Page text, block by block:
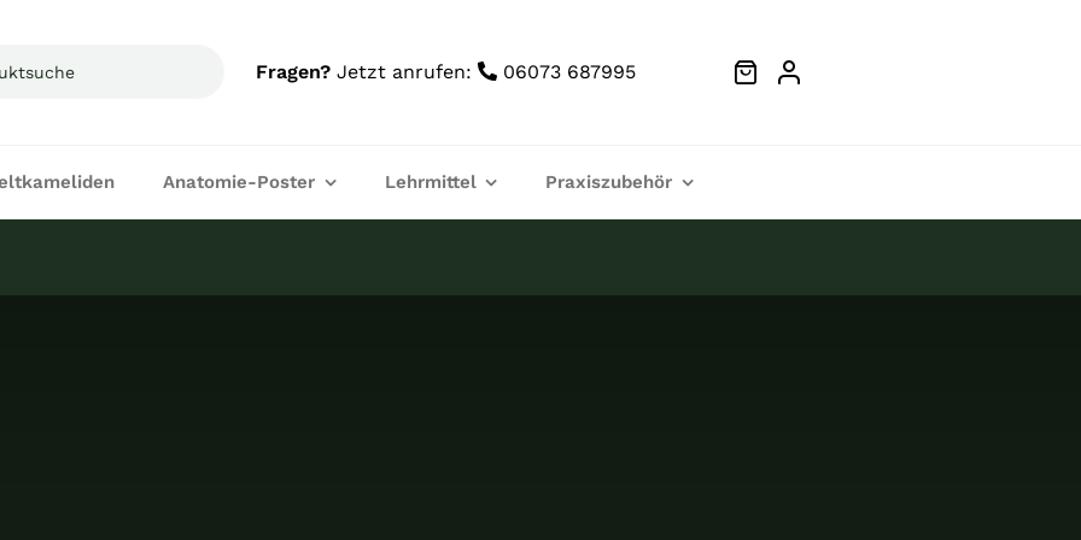
Fragen?Jetzt anrufen: 06073 687995
Anatomie-Poster Lehrmittel Praxiszubehör